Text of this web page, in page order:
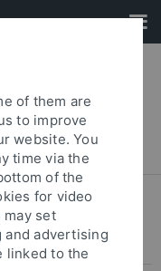
of them are
to improve
website. You
time via the
of the
for video
set
and advertising
linked to the